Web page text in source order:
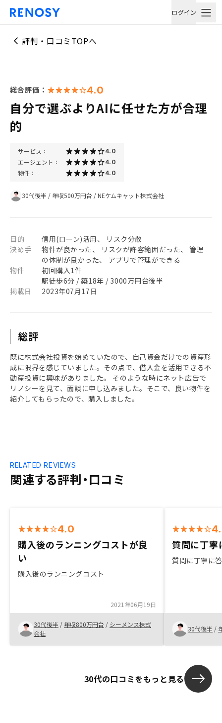
ログイン
評判・口コミTOPへ
総合評価： 4.0
自分で選ぶよりAIに任せた方が合理
的
サービス： 4.0
エージェント： 4.0
物件： 4.0
30代後半 / 年収500万円台 /NEケムキャット株式会社
目的
信用(ローン)活用、 リスク分散
決め手
物件が良かった、 リスクが許容範囲だった、 管理
の体制が良かった、 アプリで管理ができる
物件
初回購入1件
駅徒歩6分 / 築18年 / 3000万円台後半
掲載日
2023年07月17日
総評
既に株式会社投資を始めていたので、自己資金だけでの資産形
成に限界を感じていました。その点で、借入金を活用できる不
動産投資に興味がありました。 そのような時にネット広告で
リノシーを見て、面談に申し込みました。そこで、良い物件を
紹介してもらったので、購入しました。
関連する評判・口コミ
RELATED REVIEWS
4.0
購入後のランニングコストが良
い
購入後のランニングコスト
2021年06月19日
30代後半 / 年収800万円台 / シーメンス株式
会社
質問に丁寧
質問に丁寧に
30代後半 /
30代の口コミをもっと見る